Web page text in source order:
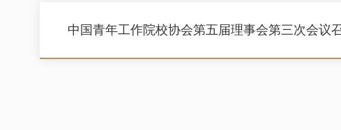
中国青年工作院校协会第五届理事会第三次会议